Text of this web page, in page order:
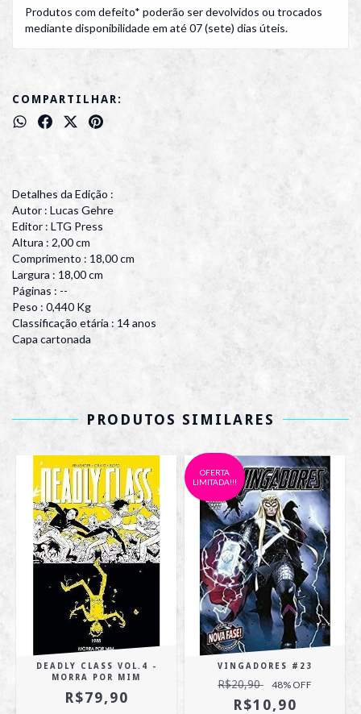
Produtos com defeito* poderão ser devolvidos ou trocados
mediante disponibilidade em até 07 (sete) dias úteis.
COMPARTILHAR:
Detalhes da Edição :
Autor : Lucas Gehre
Editor : LTG Press
Altura : 2,00 cm
Comprimento : 18,00 cm
Largura : 18,00 cm
Páginas : --
Peso : 0,440 Kg
Classificação etária : 14 anos
Capa cartonada
PRODUTOS SIMILARES
DEADLY CLASS VOL.4 -
MORRA POR MIM
R$79,90
OFERTA
LIMITADA!!!
VINGADORES #23
R$20,90 48% OFF
R$10,90